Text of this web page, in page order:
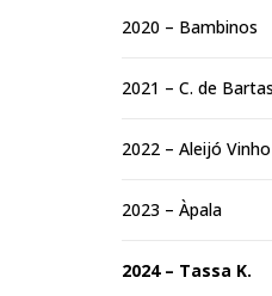
2020 – Bambinos
2021 – C. de Bartas
2022 – Aleijó Vinho
2023 – Àpala
2024 – Tassa K.